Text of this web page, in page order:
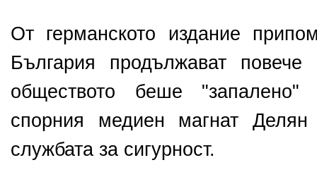
От германското издание
България продължават
обществото беше "запалено"
спорния медиен магнат
службата за сигурност.